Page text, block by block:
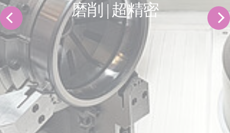
磨削 | 超精密
Previous